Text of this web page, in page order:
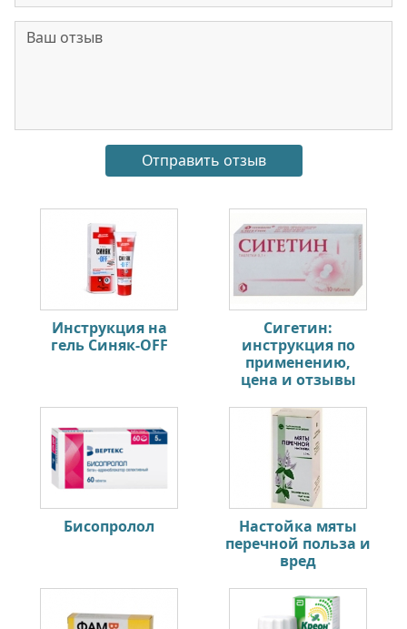
Инструкция на
гель Синяк-OFF
Сигетин:
инструкция по
применению,
цена и отзывы
Бисопролол
Настойка мяты
перечной польза и
вред